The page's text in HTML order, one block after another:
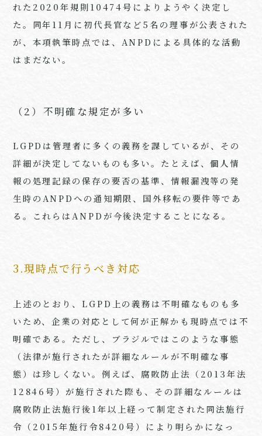
れた 2020年規則10474号によりようやく決定し
た。同年11 月に初代長官など5名の理事が公表された
が、本項執筆時点では、 ANPD による具体的な活動
はまだない。
（2）不明確な規定が多い
LGPDは管理者に多くの義務を課しているが、その
詳細が決定してないものも多い。たとえば、個人情
報の処理記録の保存の要否の基準、情報漏洩等の発
生時のANPDへの通知期限、国外移転の要件等であ
る。これらはANPD が今後決定することになる。
3.現時点で行うべき対応
上述のとおり、LGPD 上の義務は不明確なものも多
いため、企業の対応として何が正解かも現時点では不
明確である。ただし、ブラジルではこのような事態
（法律が施行されたが詳細なルールが不明確な事
態）は珍しくない。例えば、腐敗防止法（ 2013年法
12846号）が施行された際も、その詳細なルールは
腐敗防止法施行後1 年以上経って制定された同法施行
令（ 2015年施行令8420号）により明らかになっ